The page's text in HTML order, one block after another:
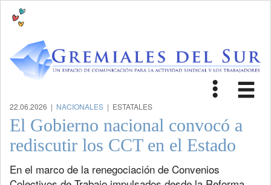
Toggle
22.06.2026 | NACIONALES | ESTATALES
El Gobierno nacional convocó a
rediscutir los CCT en el Estado
En el marco de la renegociación de Convenios